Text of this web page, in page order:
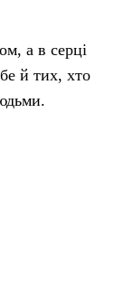
а в серці
й тих, хто